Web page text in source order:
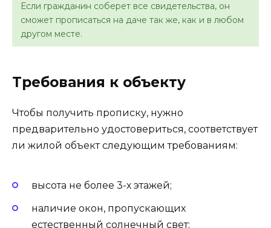
Если гражданин соберет все свидетельства, он
сможет прописаться на даче так же, как и в любом
другом месте.
Требования к объекту
Чтобы получить прописку, нужно
предварительно удостовериться, соответствует
ли жилой объект следующим требованиям:
высота не более 3-х этажей;
наличие окон, пропускающих
естественный солнечный свет;